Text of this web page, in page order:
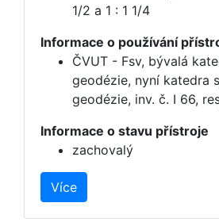
1/2 a 1 : 1 1/4
Informace o používání
ČVUT - Fsv, bývalá
geodézie, nyní katedra
geodézie, inv. č. I 66,
Informace o stavu přístroje
zachovalý
Více